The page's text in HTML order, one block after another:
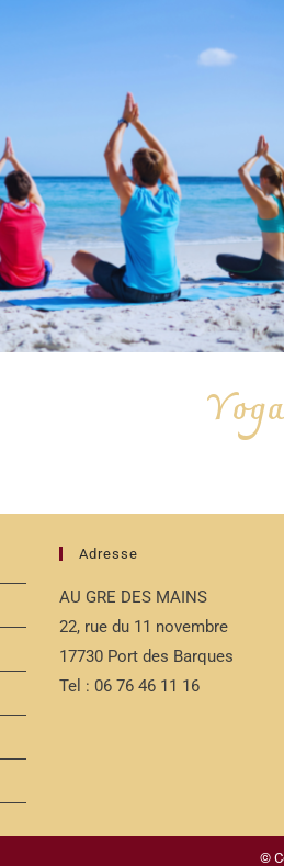
Adresse
AU GRE DES MAINS
22, rue du 11 novembre
17730 Port des Barques
Tel : 06 76 46 11 16
©